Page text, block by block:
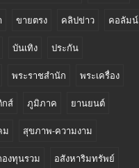
ขายตรง คลิปข่าว คอลัมน์
บันเทิง ประกัน
พระราชสำนัก พระเครื่อง
กส์ ภูมิภาค ยานยนต์
ม สุขภาพ-ความงาม
งทุนรวม อสังหาริมทรัพย์